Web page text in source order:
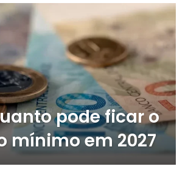
pode ficar o
mínimo em 2027